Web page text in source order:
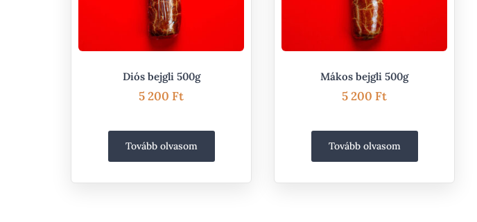
Diós bejgli 500g
5 200 Ft
Tovább olvasom
Mákos bejgli 500g
5 200 Ft
Tovább olvasom